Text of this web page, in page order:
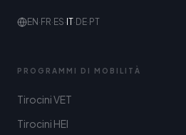
EN · FR· ES· IT· DE· PT
PROGRAMMI DI MOBILITÀ
Tirocini VET
Tirocini HEI